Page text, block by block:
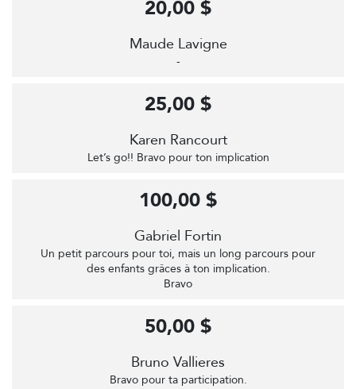
Maude Lavigne
-
20,00 $
Karen Rancourt
Let’s go!! Bravo pour ton implication
25,00 $
Gabriel Fortin
Un petit parcours pour toi, mais un long parcours pour
des enfants grâces à ton implication.
Bravo
100,00 $
Bruno Vallieres
Bravo pour ta participation.
50,00 $